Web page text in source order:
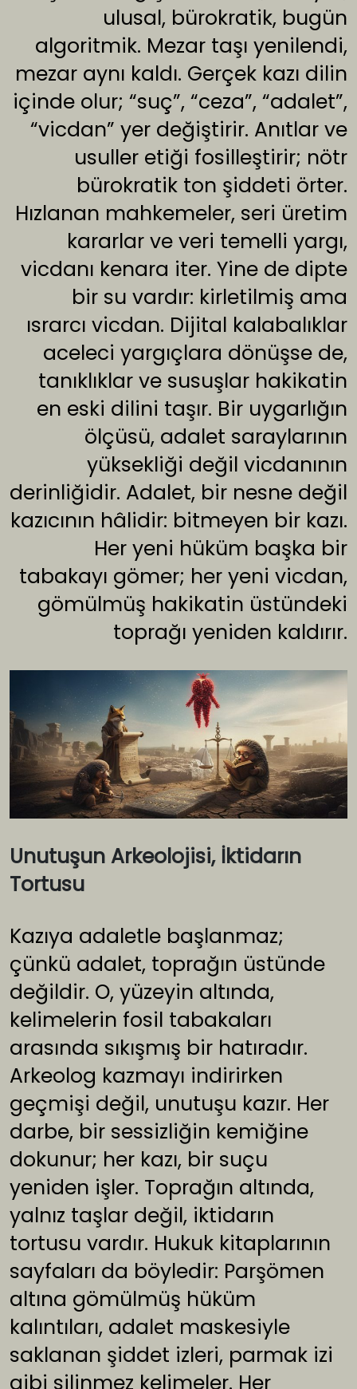
ulusal, bürokratik, bugün
algoritmik. Mezar taşı yenilendi,
mezar aynı kaldı. Gerçek kazı dilin
içinde olur; “suç”, “ceza”, “adalet”,
“vicdan” yer değiştirir. Anıtlar ve
usuller etiği fosilleştirir; nötr
bürokratik ton şiddeti örter.
Hızlanan mahkemeler, seri üretim
kararlar ve veri temelli yargı,
vicdanı kenara iter. Yine de dipte
bir su vardır: kirletilmiş ama
ısrarcı vicdan. Dijital kalabalıklar
aceleci yargıçlara dönüşse de,
tanıklıklar ve susuşlar hakikatin
en eski dilini taşır. Bir uygarlığın
ölçüsü, adalet saraylarının
yüksekliği değil vicdanının
derinliğidir. Adalet, bir nesne değil
kazıcının hâlidir: bitmeyen bir kazı.
Her yeni hüküm başka bir
tabakayı gömer; her yeni vicdan,
gömülmüş hakikatin üstündeki
toprağı yeniden kaldırır.
Unutuşun Arkeolojisi, İktidarın
Tortusu
Kazıya adaletle başlanmaz;
çünkü adalet, toprağın üstünde
değildir. O, yüzeyin altında,
kelimelerin fosil tabakaları
arasında sıkışmış bir hatıradır.
Arkeolog kazmayı indirirken
geçmişi değil, unutuşu kazır. Her
darbe, bir sessizliğin kemiğine
dokunur; her kazı, bir suçu
yeniden işler. Toprağın altında,
yalnız taşlar değil, iktidarın
tortusu vardır. Hukuk kitaplarının
sayfaları da böyledir: Parşömen
altına gömülmüş hüküm
kalıntıları, adalet maskesiyle
saklanan şiddet izleri, parmak izi
gibi silinmez kelimeler. Her